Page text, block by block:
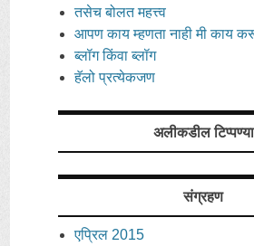
तसेच बोलत महत्त्व
आपण काय म्हणता नाही मी काय
ब्लॉग किंवा ब्लॉग
हॅलो प्रत्येकजण
अलीकडील टिप्पण्या
संग्रहण
एप्रिल 2015